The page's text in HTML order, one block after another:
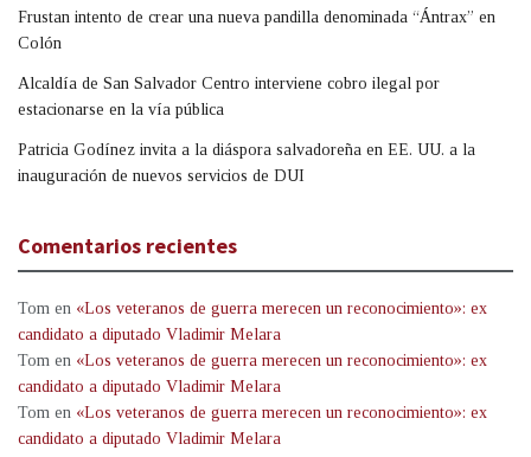
Frustan intento de crear una nueva pandilla denominada “Ántrax” en
Colón
Alcaldía de San Salvador Centro interviene cobro ilegal por
estacionarse en la vía pública
Patricia Godínez invita a la diáspora salvadoreña en EE. UU. a la
inauguración de nuevos servicios de DUI
Comentarios recientes
Tom en «Los veteranos de guerra merecen un reconocimiento»: ex
candidato a diputado Vladimir Melara
Tom en «Los veteranos de guerra merecen un reconocimiento»: ex
candidato a diputado Vladimir Melara
Tom en «Los veteranos de guerra merecen un reconocimiento»: ex
candidato a diputado Vladimir Melara